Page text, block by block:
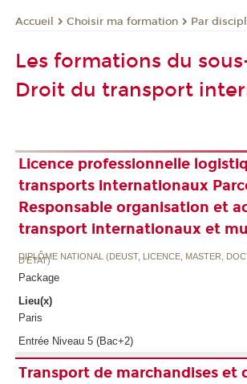
Accueil Choisir ma formation Par
Les formations du
Droit du transport
Licence professionnelle
transports internationaux
Responsable organisation et
transport internationaux et
DIPLÔME NATIONAL (DEUST, LICENCE, MASTER,
D'ETAT)
Package
Lieu(x)
Paris
Entrée Niveau 5 (Bac+2)
Transport de marchandises et